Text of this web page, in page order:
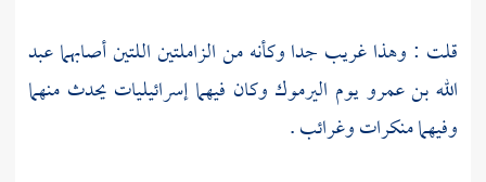
قلت : وهذا غريب جدا وكأنه من الزاملتين اللتين أصابهماعبد
الله بن عمرويوم اليرموك وكان فيهما إسرائيليات يحدث منهما
وفيهما منكرات وغرائب .